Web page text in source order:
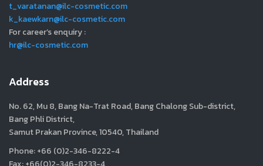
t_varatanan@ilc-cosmetic.com
k_kaewkarn@ilc-cosmetic.com
For career’s enquiry :
hr@ilc-cosmetic.com
Address
No. 62, Mu 8, Bang Na-Trat Road, Bang Chalong Sub-district,
Bang Phli District,
Samut Prakan Province, 10540, Thailand
Phone: +66 (0)2-346-8222-4